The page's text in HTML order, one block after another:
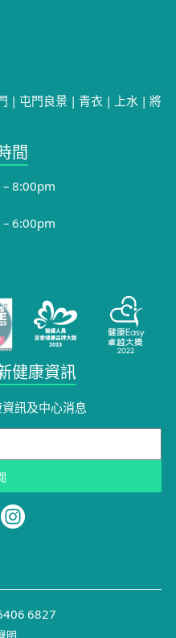
| 屯門良景 | 青衣 | 上水 | 將
間​
8:00pm
6:00pm
健康資訊
訊及中心消息
6827
明